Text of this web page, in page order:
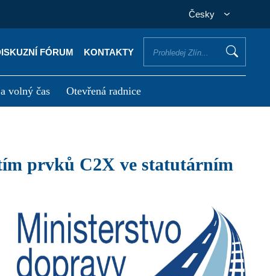
Česky
FÓRUM KONTAKTY
volný čas Otevřená radnice